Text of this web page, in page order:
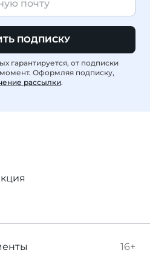
ПОДПИСКУ
гарантируется, от подписки
Оформляя подписку,
рассылки.
16+